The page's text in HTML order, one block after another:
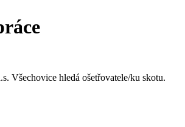
Všechovice hledá ošetřovatele/ku skotu.